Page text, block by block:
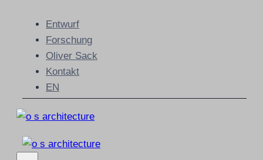
springen
Entwurf
Forschung
Oliver Sack
Kontakt
EN